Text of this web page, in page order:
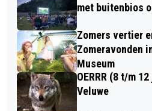
met buitenbios
Zomers vertier
Zomeravonden
Museum
OERRR (8 t/m
Veluwe